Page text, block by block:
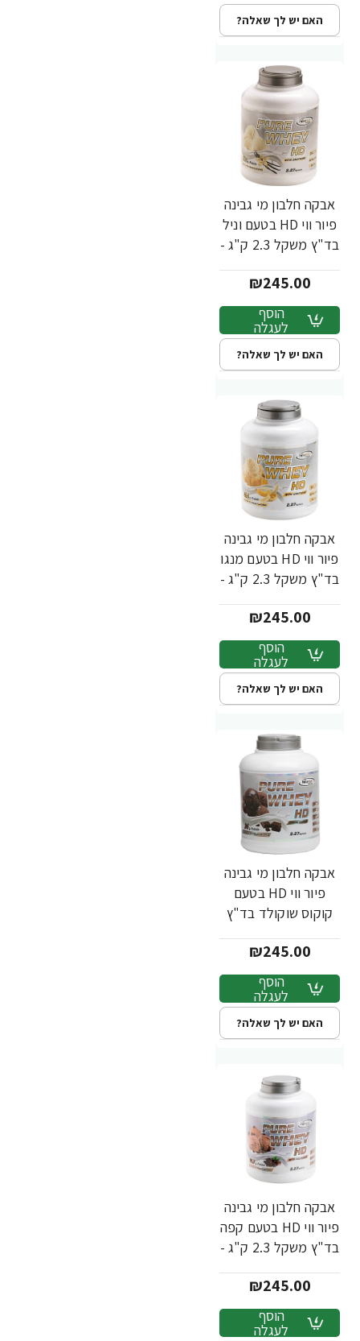
האם יש לך שאלה?
אבקה חלבון מי גבינה
פיור ווי HD בטעם וניל
בד"ץ משקל 2.3 ק"ג -
Nutrition
₪245.00
הוסף
לעגלה
האם יש לך שאלה?
אבקה חלבון מי גבינה
פיור ווי HD בטעם מנגו
בד"ץ משקל 2.3 ק"ג -
Nutrition
₪245.00
הוסף
לעגלה
האם יש לך שאלה?
אבקה חלבון מי גבינה
פיור ווי HD בטעם
קוקוס שוקולד בד"ץ
PowerTech
Nutrition
₪245.00
הוסף
לעגלה
האם יש לך שאלה?
אבקה חלבון מי גבינה
פיור ווי HD בטעם קפה
בד"ץ משקל 2.3 ק"ג -
Nutrition
₪245.00
הוסף
לעגלה